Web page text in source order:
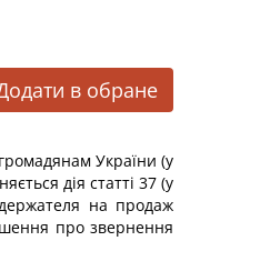
в обране
України (у
дія статті 37 (у
на продаж
про звернення